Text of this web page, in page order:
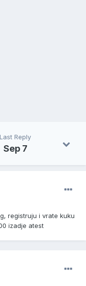
Last Reply
Sep 7
registruju i vrate kuku
izadje atest